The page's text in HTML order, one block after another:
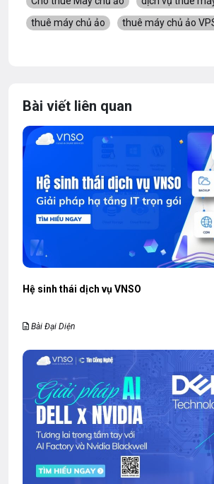
thuê máy chủ ảo
thuê máy chủ ảo
Bài viết liên quan
Hệ sinh thái dịch vụ VNSO
Bài Đại Diện